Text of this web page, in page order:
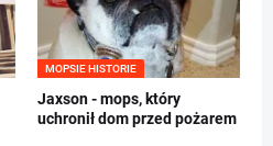
MOPSIE HISTORIE
Jaxson - mops, który
uchronił dom przed pożarem